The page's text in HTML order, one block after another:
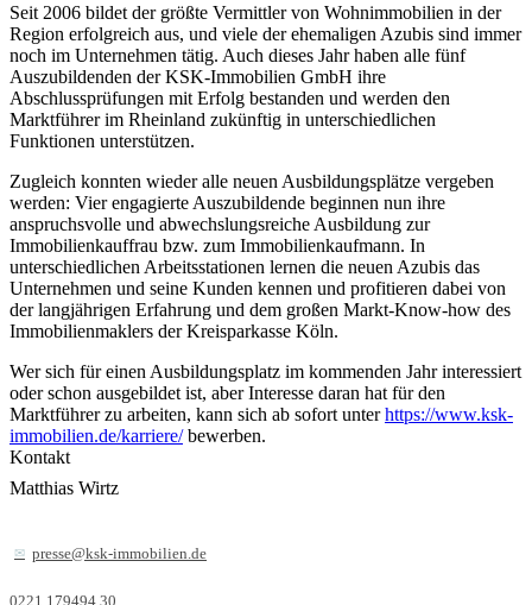
Seit 2006 bildet der größte Vermittler von Wohnimmobilien in der
Region erfolgreich aus, und viele der ehemaligen Azubis sind immer
noch im Unternehmen tätig. Auch dieses Jahr haben alle fünf
Auszubildenden der KSK-Immobilien GmbH ihre
Abschlussprüfungen mit Erfolg bestanden und werden den
Marktführer im Rheinland zukünftig in unterschiedlichen
Funktionen unterstützen.
Zugleich konnten wieder alle neuen Ausbildungsplätze vergeben
werden: Vier engagierte Auszubildende beginnen nun ihre
anspruchsvolle und abwechslungsreiche Ausbildung zur
Immobilienkauffrau bzw. zum Immobilienkaufmann. In
unterschiedlichen Arbeitsstationen lernen die neuen Azubis das
Unternehmen und seine Kunden kennen und profitieren dabei von
der langjährigen Erfahrung und dem großen Markt-Know-how des
Immobilienmaklers der Kreisparkasse Köln.
Wer sich für einen Ausbildungsplatz im kommenden Jahr interessiert
oder schon ausgebildet ist, aber Interesse daran hat für den
Marktführer zu arbeiten, kann sich ab sofort unterhttps://www.ksk-
immobilien.de/karriere/bewerben.
Kontakt
Matthias Wirtz
presse@ksk-immobilien.de
0221 179494 30